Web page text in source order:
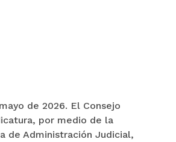
de 2026. El Consejo
por medio de la
de Administración Judicial,